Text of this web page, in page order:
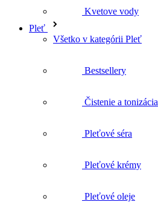
Kvetove vody
Pleť
Všetko v kategórii Pleť
Bestsellery
Čistenie a tonizácia
Pleťové séra
Pleťové krémy
Pleťové oleje